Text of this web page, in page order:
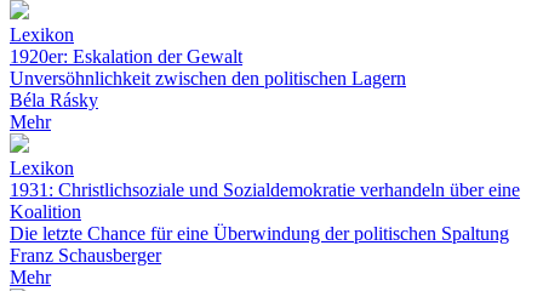
Lexikon
1920er: Eskalation der Gewalt
Unversöhnlichkeit zwischen den politischen Lagern
Béla Rásky
Mehr
Lexikon
1931: Christlichsoziale und Sozialdemokratie verhandeln über eine
Koalition
Die letzte Chance für eine Überwindung der politischen Spaltung
Franz Schausberger
Mehr